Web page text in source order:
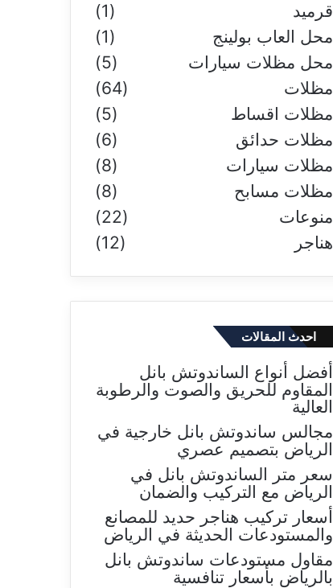
قرميد
(1)
محل العاب بولينج
(1)
محل مظلات سيارات
(5)
مظلات
(64)
مظلات اقساط
(5)
مظلات حدائق
(6)
مظلات سيارات
(8)
مظلات مسابح
(8)
منوعات
(22)
هناجر
(12)
احدث المقالات
أفضل أنواع الساندوتش بانل
المقاوم للحريق والصوت والرطوبة
العالية
مجالس ساندوتش بانل خارجية في
الرياض بتصميم عصري
سعر متر الساندوتش بانل في
الرياض مع التركيب والضمان
أسعار تركيب هناجر حديد للمصانع
والمستودعات الحديثة في الرياض
مقاول مستودعات ساندوتش بانل
بالرياض بأسعار تنافسية